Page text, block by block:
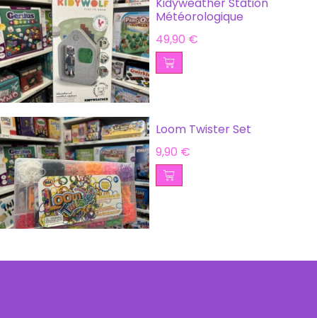
Météorologique
49,90 €
Loom Twister Set
9,90 €